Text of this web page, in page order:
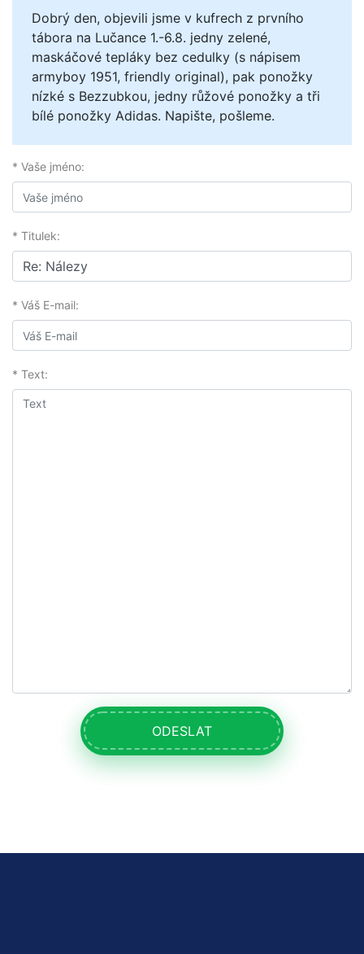
Dobrý den, objevili jsme v kufrech z prvního
tábora na Lučance 1.-6.8. jedny zelené,
maskáčové tepláky bez cedulky (s nápisem
armyboy 1951, friendly original), pak ponožky
nízké s Bezzubkou, jedny růžové ponožky a tři
bílé ponožky Adidas. Napište, pošleme.
* Vaše jméno:
* Titulek:
* Váš E-mail:
* Text:
ODESLAT